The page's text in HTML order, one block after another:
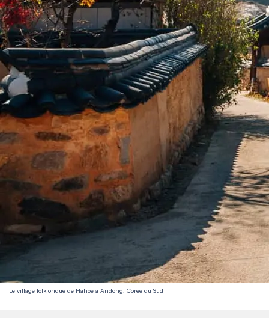
Le village folklorique de Hahoe à Andong, Corée du Sud